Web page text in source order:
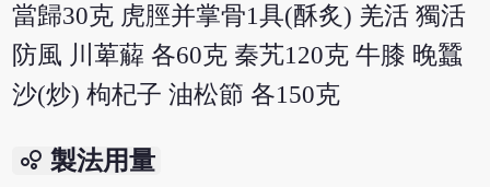
當歸30克 虎脛并掌骨1具(酥炙) 羌活 獨活
防風 川萆薢 各60克 秦艽120克 牛膝 晚蠶
沙(炒) 枸杞子 油松節 各150克
bubble_chart 製法用量